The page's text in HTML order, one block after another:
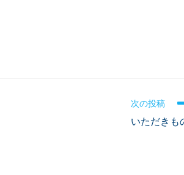
次の投稿
いただきも